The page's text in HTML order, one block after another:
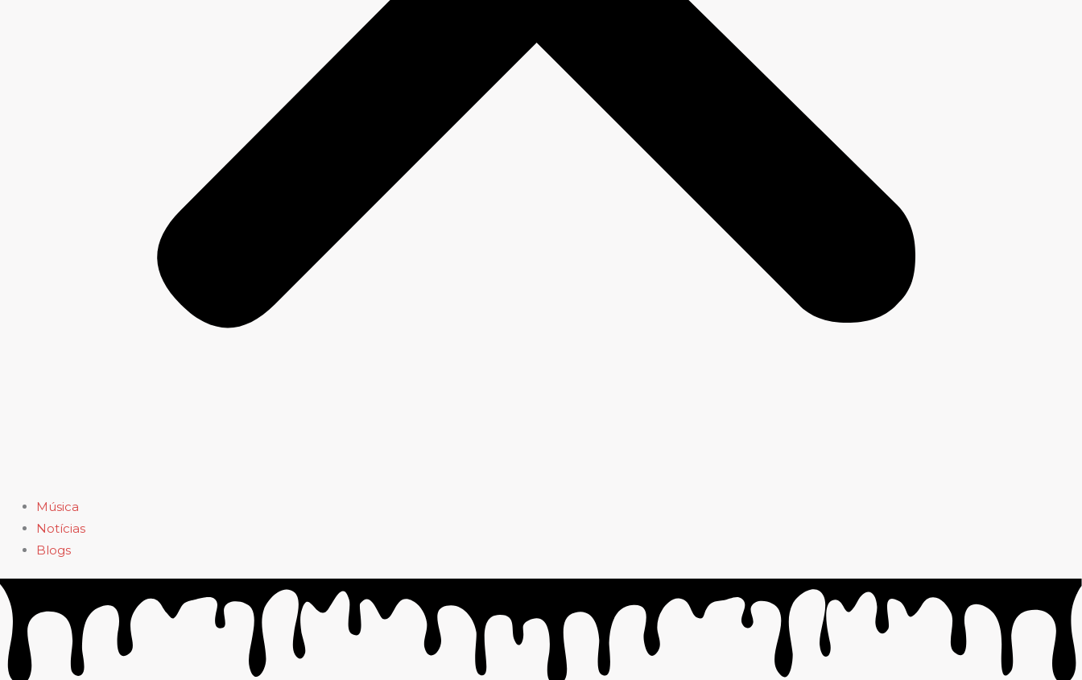
Música
Notícias
Blogs